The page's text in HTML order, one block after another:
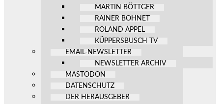
MARTIN BÖTTGER
RAINER BOHNET
ROLAND APPEL
KÜPPERSBUSCH TV
EMAIL-NEWSLETTER
NEWSLETTER ARCHIV
MASTODON
DATENSCHUTZ
DER HERAUSGEBER